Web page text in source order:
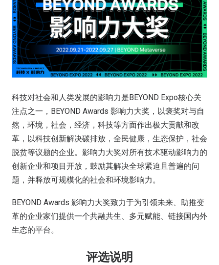
科技对社会和人类发展的影响力是BEYOND Expo核心关
注点之一，BEYOND Awards 影响力大奖，以褒奖对与自
然，环境，社会，经济，科技等方面作出极大贡献和改
革，以科技创新解决碳排放，全民健康，生态保护，社会
脱贫等议题的企业。影响力大奖对所有技术驱动影响力的
创新企业和项目开放，鼓励其解决全球紧迫且普遍的问
题，并释放可规模化的社会和环境影响力。
BEYOND Awards 影响力大奖致力于为引领未来、助推变
革的企业家们提供一个共融共生、多元赋能、链接国内外
生态的平台。
评选说明